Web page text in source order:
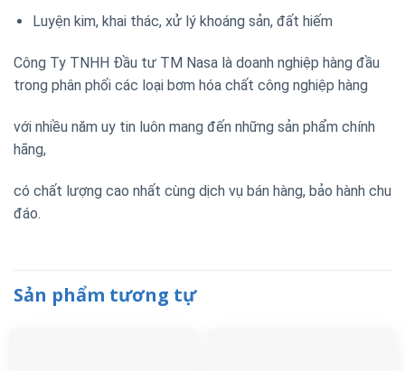
Luyện kim, khai thác, xử lý khoáng sản, đất hiếm
Công Ty TNHH Đầu tư TM Nasa là doanh nghiệp hàng đầu
trong phân phối các loại bơm hóa chất công nghiệp hàng
với nhiều năm uy tin luôn mang đến những sản phẩm chính
hãng,
có chất lượng cao nhất cùng dịch vụ bán hàng, bảo hành chu
đáo.
Sản phẩm tương tự